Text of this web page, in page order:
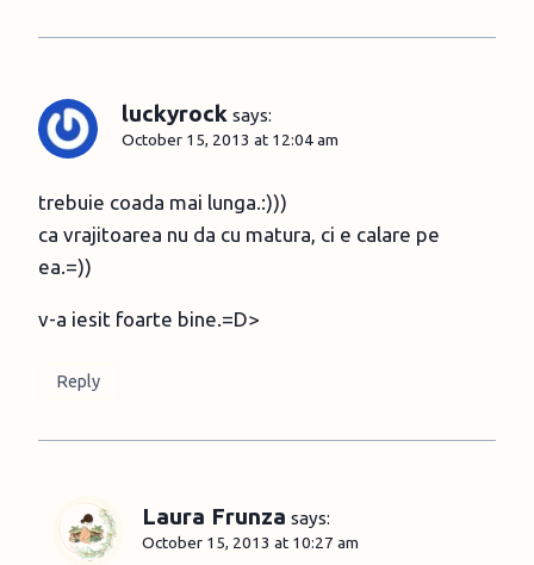
luckyrock says:
October 15, 2013 at 12:04 am
trebuie coada mai lunga.:)))
ca vrajitoarea nu da cu matura, ci e calare pe
ea.=))
v-a iesit foarte bine.=D>
Reply
Laura Frunza says:
October 15, 2013 at 10:27 am